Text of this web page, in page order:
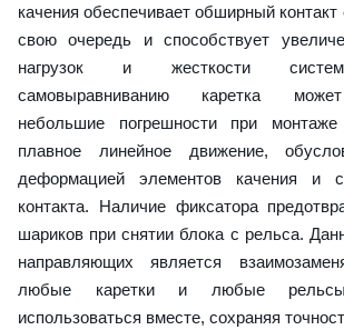
качения обеспечивает обширный
свою очередь и способствует
нагрузок и жесткости
самовыравниванию каретка
небольшие погрешности при
плавное линейное движение,
деформацией элементов качения и
контакта. Наличие фиксатора
шариков при снятии блока с рельса.
направляющих является
любые каретки и любые
использоваться вместе, сохраняя